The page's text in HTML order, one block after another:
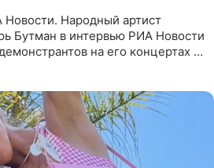
Народный артист
Бутман в интервью РИА Новости
на его концертах в